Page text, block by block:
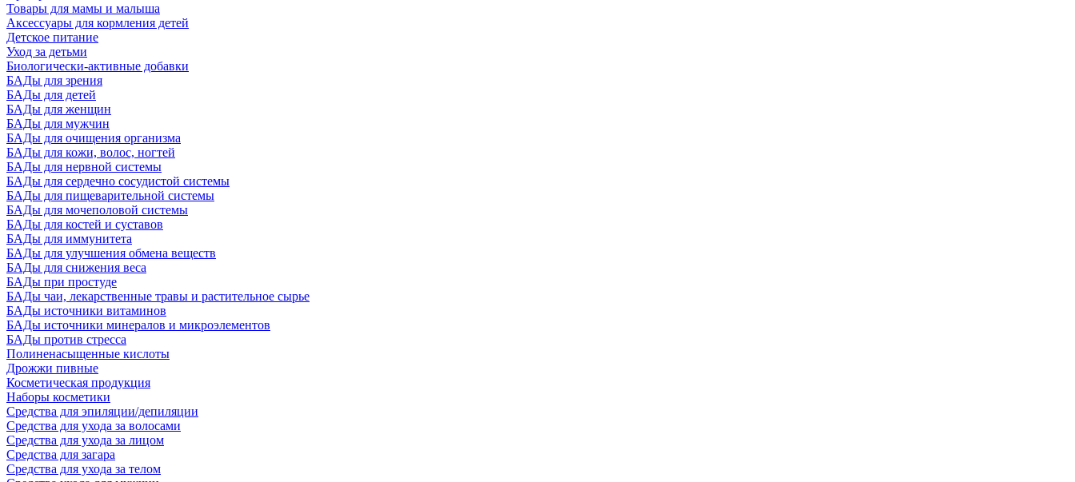
Товары для мамы и малыша
Аксессуары для кормления детей
Детское питание
Уход за детьми
Биологически-активные добавки
БАДы для зрения
БАДы для детей
БАДы для женщин
БАДы для мужчин
БАДы для очищения организма
БАДы для кожи, волос, ногтей
БАДы для нервной системы
БАДы для сердечно сосудистой системы
БАДы для пищеварительной системы
БАДы для мочеполовой системы
БАДы для костей и суставов
БАДы для иммунитета
БАДы для улучшения обмена веществ
БАДы для снижения веса
БАДы при простуде
БАДы чаи, лекарственные травы и растительное сырье
БАДы источники витаминов
БАДы источники минералов и микроэлементов
БАДы против стресса
Полиненасыщенные кислоты
Дрожжи пивные
Косметическая продукция
Наборы косметики
Средства для эпиляции/депиляции
Средства для ухода за волосами
Средства для ухода за лицом
Средства для загара
Средства для ухода за телом